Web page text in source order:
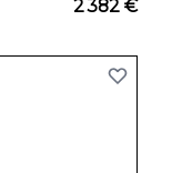
2 382 €